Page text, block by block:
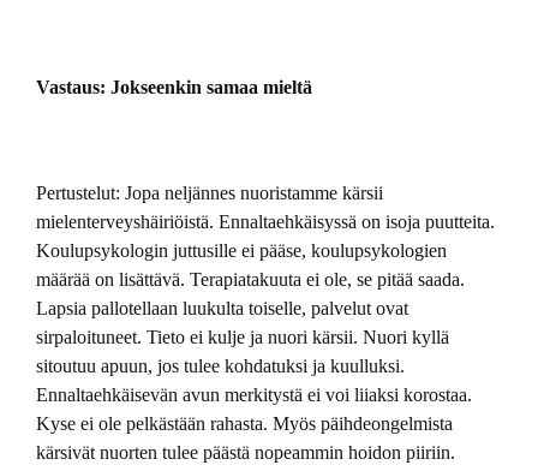
Vastaus: Jokseenkin samaa mieltä
Pertustelut: Jopa neljännes nuoristamme kärsii
mielenterveyshäiriöistä. Ennaltaehkäisyssä on isoja puutteita.
Koulupsykologin juttusille ei pääse, koulupsykologien
määrää on lisättävä. Terapiatakuuta ei ole, se pitää saada.
Lapsia pallotellaan luukulta toiselle, palvelut ovat
sirpaloituneet. Tieto ei kulje ja nuori kärsii. Nuori kyllä
sitoutuu apuun, jos tulee kohdatuksi ja kuulluksi.
Ennaltaehkäisevän avun merkitystä ei voi liiaksi korostaa.
Kyse ei ole pelkästään rahasta. Myös päihdeongelmista
kärsivät nuorten tulee päästä nopeammin hoidon piiriin.